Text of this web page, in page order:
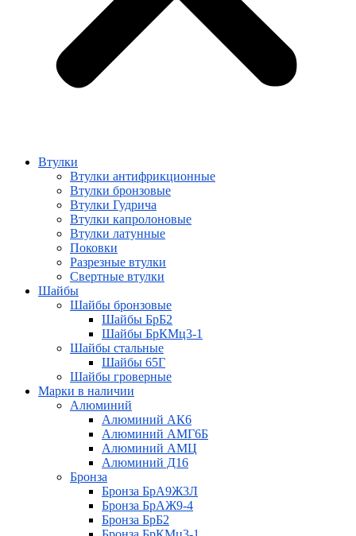
Втулки
Втулки антифрикционные
Втулки бронзовые
Втулки Гудрича
Втулки капролоновые
Втулки латунные
Поковки
Разрезные втулки
Свертные втулки
Шайбы
Шайбы бронзовые
Шайбы БрБ2
Шайбы БрКМц3-1
Шайбы стальные
Шайбы 65Г
Шайбы гроверные
Марки в наличии
Алюминий
Алюминий АК6
Алюминий АМГ6Б
Алюминий АМЦ
Алюминий Д16
Бронза
Бронза БрА9Ж3Л
Бронза БрАЖ9-4
Бронза БрБ2